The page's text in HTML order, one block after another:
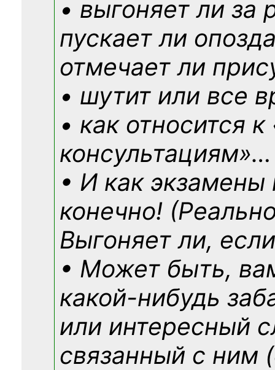
• выгоняет ли за
пускает ли
отмечает ли
• шутит или все
• как относится
консультациям»…
• И как экзамены
конечно!
Выгоняет ли,
• Может быть,
какой-нибудь
или интересный
связанный с ним